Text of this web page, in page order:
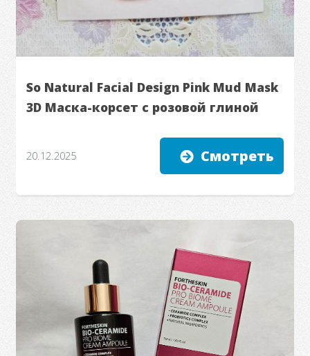
So Natural Facial Design Pink Mud Mask
3D Маска-корсет с розовой глиной
20.12.2025 Смотреть